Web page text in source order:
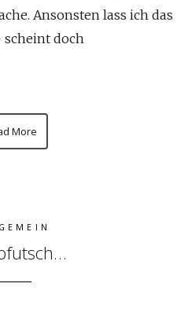
Ansonsten lass ich das
scheint doch
More